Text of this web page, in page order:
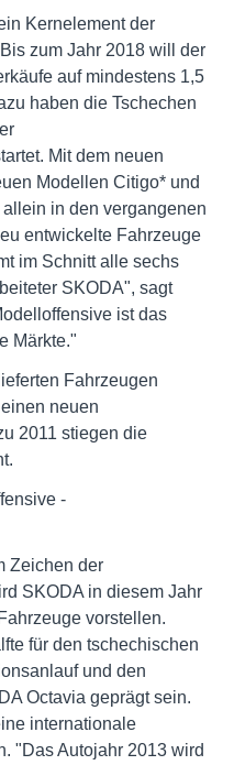
Kernelement der
zum Jahr 2018 will der
auf mindestens 1,5
haben die Tschechen
Mit dem neuen
Modellen Citigo* und
in den vergangenen
entwickelte Fahrzeuge
im Schnitt alle sechs
SKODA", sagt
ist das
Märkte."
Fahrzeugen
neuen
2011 stiegen die
-
Zeichen der
SKODA in diesem Jahr
vorstellen.
für den tschechischen
und den
Octavia geprägt sein.
internationale
"Das Autojahr 2013 wird